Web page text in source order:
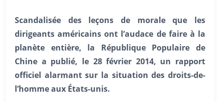
Scandalisée des leçons de morale que les
dirigeants américains ont l’audace de faire à la
planète entière, la République Populaire de
Chine a publié, le 28 février 2014, un rapport
officiel alarmant sur la situation des droits-de-
l’homme aux États-unis.